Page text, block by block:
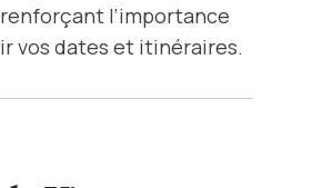
l’importance
vos dates et itinéraires.